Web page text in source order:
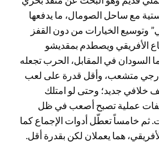
مع ساحل الصومال، ما يدفعها
وتوسيع الخيارات من دون القفز
الأفريقي ويصطدم بمقديشو
السودان في المقابل، الحرب تجعله
متشعب، وأقل قدرة على لعب
خلافي جديد؛ وحتى لو امتلك
عملية تصبح أصعب في ظل
ثم خامساً تعطّل أدوات الإجماع كما
هما يعملان لكن بقدرة أقل.